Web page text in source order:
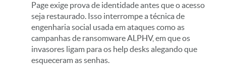
Page exige prova de identidade antes que o acesso
seja restaurado. Isso interrompe a técnica de
engenharia social usada em ataques como as
campanhas de ransomware ALPHV, em que os
invasores ligam para os help desks alegando que
esqueceram as senhas.